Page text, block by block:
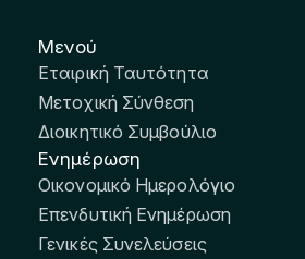
Μενού
Εταιρική Ταυτότητα
Μετοχική Σύνθεση
Διοικητικό Συμβούλιο
Ενημέρωση
Οικονομικό Ημερολόγιο
Επενδυτική Ενημέρωση
Γενικές Συνελεύσεις